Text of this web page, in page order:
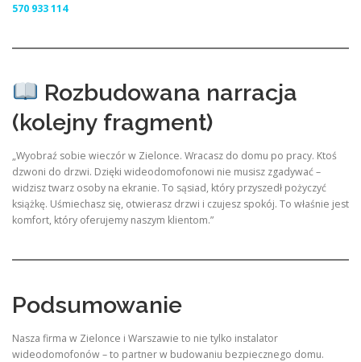
570 933 114
Rozbudowana narracja
(kolejny fragment)
„Wyobraź sobie wieczór w Zielonce. Wracasz do domu po pracy. Ktoś
dzwoni do drzwi. Dzięki wideodomofonowi nie musisz zgadywać –
widzisz twarz osoby na ekranie. To sąsiad, który przyszedł pożyczyć
książkę. Uśmiechasz się, otwierasz drzwi i czujesz spokój. To właśnie jest
komfort, który oferujemy naszym klientom.”
Podsumowanie
Nasza firma w Zielonce i Warszawie to nie tylko instalator
wideodomofonów – to partner w budowaniu bezpiecznego domu.